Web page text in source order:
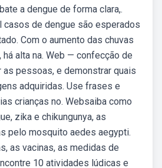
a dengue de forma clara,.
casos de dengue são esperados
Com o aumento das chuvas
alta na. Web — confecção de
as pessoas, e demonstrar quais
adquiridas. Use frases e
crianças no. Websaiba como
zika e chikungunya, as
pelo mosquito aedes aegypti.
as vacinas, as medidas de
10 atividades lúdicas e